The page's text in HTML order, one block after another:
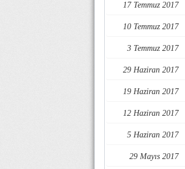
17 Temmuz 2017
10 Temmuz 2017
3 Temmuz 2017
29 Haziran 2017
19 Haziran 2017
12 Haziran 2017
5 Haziran 2017
29 Mayıs 2017